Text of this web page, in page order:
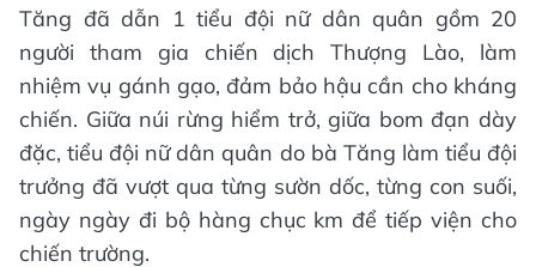
Tăng đã dẫn 1 tiểu đội nữ dân quân gồm 20
người tham gia chiến dịch Thượng Lào, làm
nhiệm vụ gánh gạo, đảm bảo hậu cần cho kháng
chiến. Giữa núi rừng hiểm trở, giữa bom đạn dày
đặc, tiểu đội nữ dân quân do bà Tăng làm tiểu đội
trưởng đã vượt qua từng sườn dốc, từng con suối,
ngày ngày đi bộ hàng chục km để tiếp viện cho
chiến trường.